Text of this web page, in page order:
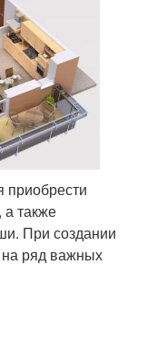
приобрести
а также
При создании
на ряд важных